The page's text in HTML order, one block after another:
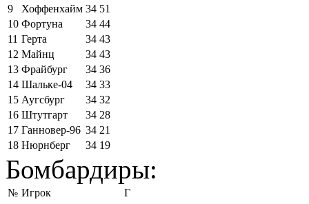
9
Хоффенхайм 34 51
10 Фортуна 34 44
11 Герта 34 43
12 Майнц 34 43
13 Фрайбург 34 36
14 Шальке-04 34 33
15 Аугсбург 34 32
16 Штутгарт 34 28
17 Ганновер-96 34 21
18 Нюрнберг 34 19
Бомбардиры:
№ Игрок
Г